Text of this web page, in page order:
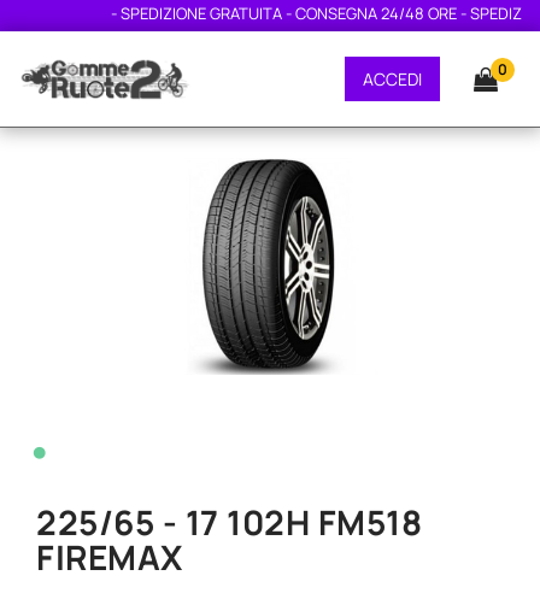
- SPEDIZIONE GRATUITA - CONSEGNA 24/48 ORE -
ACCEDI 0
•
225/65 - 17 102H FM518
FIREMAX